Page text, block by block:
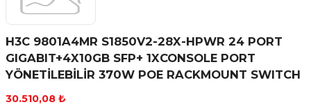
H3C 9801A4MR S1850V2-28X-HPWR 24 PORT
GIGABIT+4X10GB SFP+ 1XCONSOLE PORT
YÖNETİLEBİLİR 370W POE RACKMOUNT SWITCH
30.510,08 ₺